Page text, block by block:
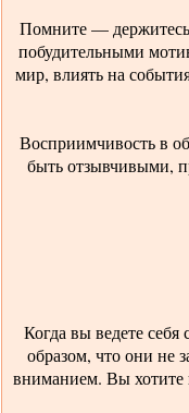
Помните — держитесь
побудительными
мир, влиять на
Восприимчивость в
быть отзывчивыми,
Когда вы ведете
образом, что они не
вниманием. Вы хотите